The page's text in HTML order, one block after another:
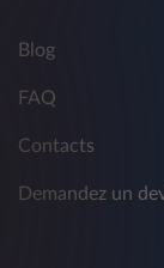
Blog
FAQ
Contacts
Demandez un